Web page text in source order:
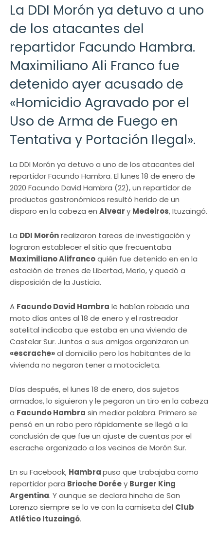
La DDI Morón ya detuvo a uno
de los atacantes del
repartidor Facundo Hambra.
Maximiliano Ali Franco fue
detenido ayer acusado de
«Homicidio Agravado por el
Uso de Arma de Fuego en
Tentativa y Portación Ilegal».
La DDI Morón ya detuvo a uno de los atacantes del
repartidor Facundo Hambra. El lunes 18 de enero de
2020 Facundo David Hambra (22), un repartidor de
productos gastronómicos resultó herido de un
disparo en la cabeza en Alveary Medeiros, Ituzaingó.
La DDI Morónrealizaron tareas de investigación y
lograron establecer el sitio que frecuentaba
Maximiliano Alifrancoquién fue detenido en en la
estación de trenes de Libertad, Merlo, y quedó a
disposición de la Justicia.
A Facundo David Hambra le habían robado una
moto días antes al 18 de enero y el rastreador
satelital indicaba que estaba en una vivienda de
Castelar Sur. Juntos a sus amigos organizaron un
«escrache»al domicilio pero los habitantes de la
vivienda no negaron tener a motocicleta.
Días después, el lunes 18 de enero, dos sujetos
armados, lo siguieron y le pegaron un tiro en la cabeza
a Facundo Hambra sin mediar palabra. Primero se
pensó en un robo pero rápidamente se llegó a la
conclusión de que fue un ajuste de cuentas por el
escrache organizado a los vecinos de Morón Sur.
En su Facebook, Hambrapuso que trabajaba como
repartidor para Brioche Doréey Burger King
Argentina. Y aunque se declara hincha de San
Lorenzo siempre se lo ve con la camiseta del Club
Atlético Ituzaingó.